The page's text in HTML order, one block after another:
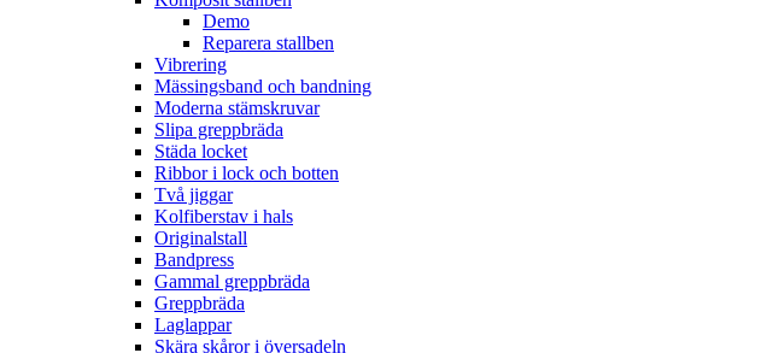
Demo
Reparera stallben
Vibrering
Mässingsband och bandning
Moderna stämskruvar
Slipa greppbräda
Städa locket
Ribbor i lock och botten
Två jiggar
Kolfiberstav i hals
Originalstall
Bandpress
Gammal greppbräda
Greppbräda
Laglappar
Skära skåror i översadeln